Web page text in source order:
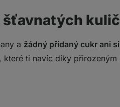
šťavnatých
a žádný přidaný cukr ani
, které ti navíc díky přirozeným